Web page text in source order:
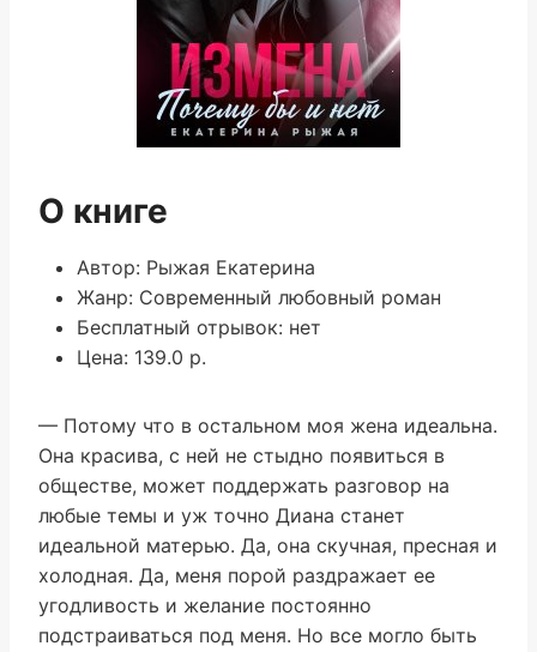
О книге
Автор: Рыжая Екатерина
Жанр: Современный любовный роман
Бесплатный отрывок: нет
Цена: 139.0 р.
— Потому что в остальном моя жена идеальна.
Она красива, с ней не стыдно появиться в
обществе, может поддержать разговор на
любые темы и уж точно Диана станет
идеальной матерью. Да, она скучная, пресная и
холодная. Да, меня порой раздражает ее
угодливость и желание постоянно
подстраиваться под меня. Но все могло быть